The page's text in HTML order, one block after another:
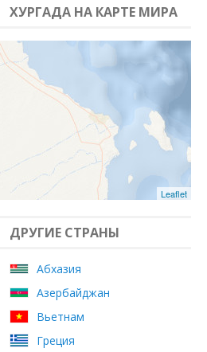
ХУРГАДА НА КАРТЕ МИРА
Leaflet
ДРУГИЕ СТРАНЫ
Абхазия
Азербайджан
Вьетнам
Греция